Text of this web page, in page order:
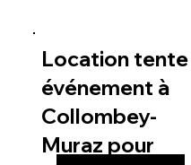
Location tente
événement à
Collombey-
Muraz pour